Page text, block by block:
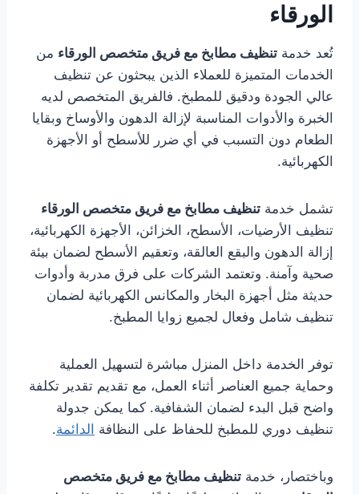
الورقاء
تُعد خدمة تنظيف مطابخ مع فريق متخصص الورقاء من
الخدمات المتميزة للعملاء الذين يبحثون عن تنظيف
عالي الجودة ودقيق للمطبخ. فالفريق المتخصص لديه
الخبرة والأدوات المناسبة لإزالة الدهون والأوساخ وبقايا
الطعام دون التسبب في أي ضرر للأسطح أو الأجهزة
الكهربائية.
تشمل خدمة تنظيف مطابخ مع فريق متخصص الورقاء
تنظيف الأرضيات، الأسطح، الخزائن، الأجهزة الكهربائية،
إزالة الدهون والبقع العالقة، وتعقيم الأسطح لضمان بيئة
صحية وآمنة. وتعتمد الشركات على فرق مدربة وأدوات
حديثة مثل أجهزة البخار والمكانس الكهربائية لضمان
تنظيف شامل وفعال لجميع زوايا المطبخ.
توفر الخدمة داخل المنزل مباشرة لتسهيل العملية
وحماية جميع العناصر أثناء العمل، مع تقديم تقدير تكلفة
واضح قبل البدء لضمان الشفافية. كما يمكن جدولة
تنظيف دوري للمطبخ للحفاظ على النظافة الدائمة.
وباختصار، خدمة تنظيف مطابخ مع فريق متخصص